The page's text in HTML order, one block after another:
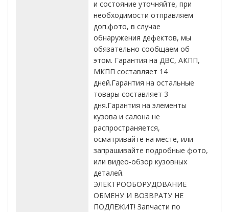
и состояние уточняйте, при
необходимости отправляем
доп.фото, в случае
обнаружения дефектов, мы
обязательно сообщаем об
этом. Гарантия на ДВС, АКПП,
МКПП составляет 14
дней.Гарантия на остальные
товары составляет 3
дня.Гарантия на элементы
кузова и салона не
распространяется,
осматривайте на месте, или
запрашивайте подробные фото,
или видео-обзор кузовных
деталей.
ЭЛЕКТРООБОРУДОВАНИЕ
ОБМЕНУ И ВОЗВРАТУ НЕ
ПОДЛЕЖИТ! Запчасти по